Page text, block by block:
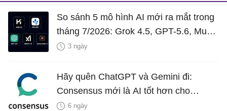
So sánh 5 mô hình AI mới ra mắt trong
tháng 7/2026: Grok 4.5, GPT-5.6, Muse
Spark 1.1, Inkling và Kimi K3
3 ngày
Hãy quên ChatGPT và Gemini đi:
Consensus mới là AI tốt hơn cho
nghiên cứu!
6 ngày